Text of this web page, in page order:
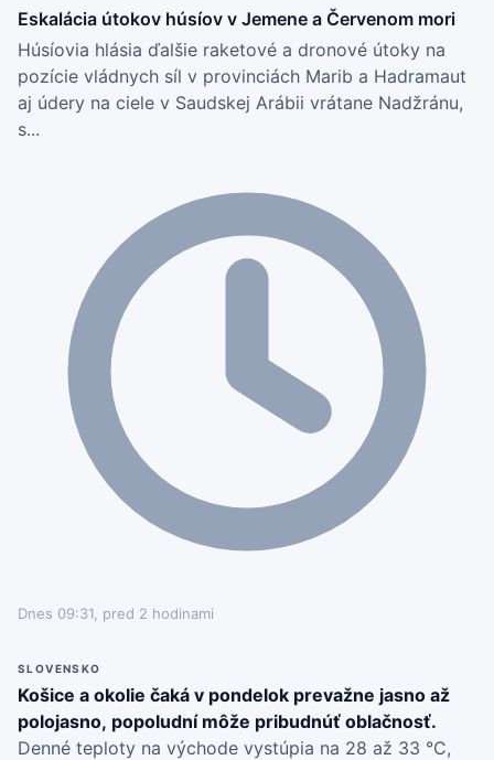
Eskalácia útokov húsíov v Jemene a Červenom mori
Húsíovia hlásia ďalšie raketové a dronové útoky na
pozície vládnych síl v provinciách Marib a Hadramaut
aj údery na ciele v Saudskej Arábii vrátane Nadžránu,
s...
Dnes 09:31, pred 2 hodinami
SLOVENSKO
Košice a okolie čaká v pondelok prevažne jasno až
polojasno, popoludní môže pribudnúť oblačnosť.
Denné teploty na východe vystúpia na 28 až 33 °C,